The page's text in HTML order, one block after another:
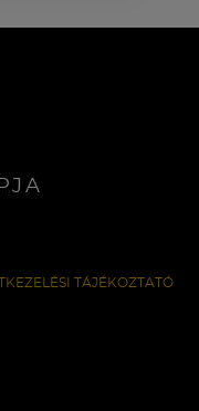
TÁJÉKOZTATÓ